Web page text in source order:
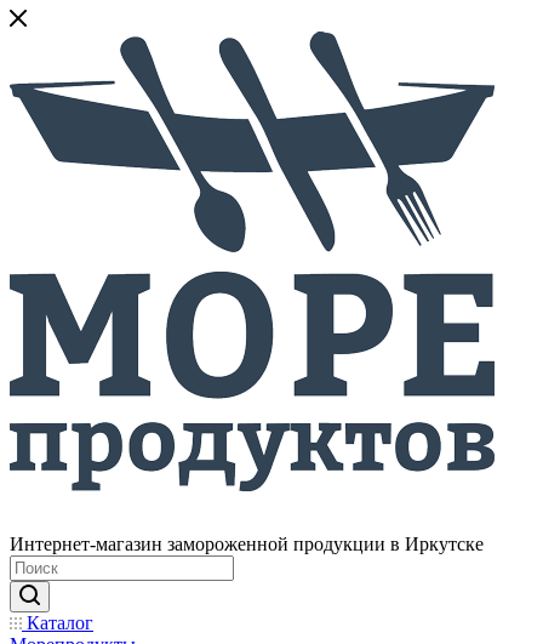
Интернет-магазин замороженной продукции в Иркутске
Каталог